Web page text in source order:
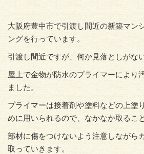
大阪府豊中市で引渡し間近の新築マン
ングを行っています。
引渡し間近ですが、何か見落としがな
屋上で金物が防水のプライマーにより
ました。
プライマーは接着剤や塗料などの上塗
めに用いられるので、なかなか取るこ
部材に傷をつけないよう注意しながら
取っていきます。